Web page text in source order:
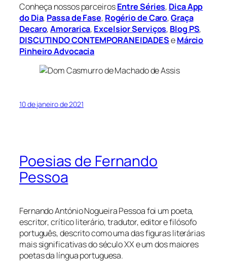
Conheça nossos parceirosEntre Séries, Dica App
do Dia, Passa de Fase, Rogério de Caro,Graça
Decaro,Amorarica, Excelsior Serviços, Blog PS,
DISCUTINDO CONTEMPORANEIDADESeMárcio
Pinheiro Advocacia
10 de janeiro de 2021
Poesias de Fernando
Pessoa
Fernando António Nogueira Pessoa foi um poeta,
escritor, crítico literário, tradutor, editor e filósofo
português, descrito como uma das figuras literárias
mais significativas do século XX e um dos maiores
poetas da língua portuguesa.